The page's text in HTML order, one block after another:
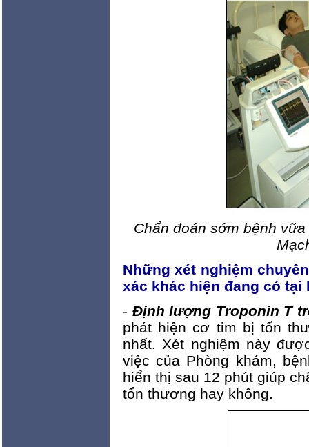
Chẩn đoán sớm bệnh
Những xét nghiệm
xác khác hiện đang có tại
- Định lượng Troponin T
phát hiện cơ tim bị tổn
nhất. Xét nghiệm này
việc của Phòng khám,
hiển thị sau 12 phút giúp
tổn thương hay không.